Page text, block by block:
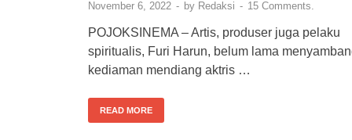
November 6, 2022 - by Redaksi - 15 Comments.
POJOKSINEMA – Artis, produser juga pelaku
spiritualis, Furi Harun, belum lama
kediaman mendiang aktris …
READ MORE